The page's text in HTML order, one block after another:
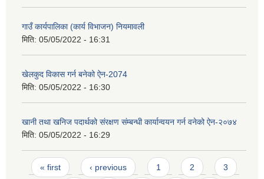
गाउँ कार्यपालिका (कार्य विभाजन) नियमावली
मिति: 05/05/2022 - 16:31
खेलकुद विकास गर्न बनेको ऐन-2074
मिति: 05/05/2022 - 16:30
खानी तथा खनिज पदार्थको संरक्षण संम्बन्धी कार्यान्वयन गर्न वनेको ऐन-२०७४
मिति: 05/05/2022 - 16:29
Pages
« first ‹ previous 1 2 3